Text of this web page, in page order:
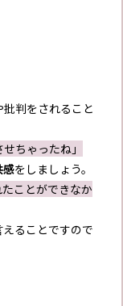
判をされること
ちゃったね」
感をしましょう。
たことができなか
ることですので